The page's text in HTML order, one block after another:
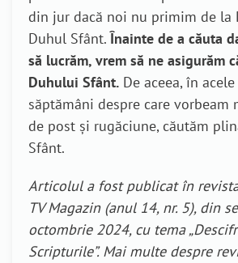
din jur dacă noi nu primim de la
Duhul Sfânt.Înainte de a căuta
să lucrăm, vrem să ne asigurăm
Duhului Sfânt. De aceea, în
săptămâni despre care vorbeam
de post și rugăciune, căutăm
Sfânt.
Articolul a fost publicat în
TV Magazin (anul 14, nr. 5), din
octombrie 2024, cu tema
Scripturile”. Mai multe despre